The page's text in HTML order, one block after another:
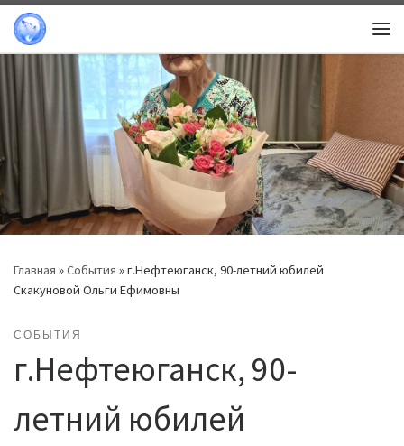
Перейти к содержимому
Главная »События »г.Нефтеюганск, 90-летний юбилей
Скакуновой Ольги Ефимовны
СОБЫТИЯ
г.Нефтеюганск, 90-
летний юбилей